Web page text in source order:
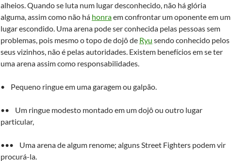
alheios. Quando se luta num lugar desconhecido, não há glória
alguma, assim como não há honraem confrontar um oponente em um
lugar escondido. Uma arena pode ser conhecida pelas pessoas sem
problemas, pois mesmo o topo de dojô de Ryu sendo conhecido pelos
seus vizinhos, não é pelas autoridades. Existem benefícios em se ter
uma arena assim como responsabilidades.
• Pequeno ringue em uma garagem ou galpão.
•• Um ringue modesto montado em um dojô ou outro lugar
particular,
••• Uma arena de algum renome; alguns Street Fighters podem vir
procurá-la.